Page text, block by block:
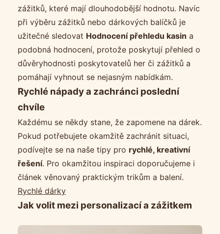
zážitků, které mají dlouhodobější hodnotu. Navíc
při výběru zážitků nebo dárkových balíčků je
užitečné sledovat Hodnocení přehledu kasin a
podobná hodnocení, protože poskytují přehled o
důvěryhodnosti poskytovatelů her či zážitků a
pomáhají vyhnout se nejasným nabídkám.
Rychlé nápady a zachránci poslední
chvíle
Každému se někdy stane, že zapomene na dárek.
Pokud potřebujete okamžitě zachránit situaci,
podívejte se na naše tipy pro rychlé, kreativní
řešení. Pro okamžitou inspiraci doporučujeme i
článek věnovaný praktickým trikům a balení.
Rychlé dárky
Jak volit mezi personalizací a zážitkem